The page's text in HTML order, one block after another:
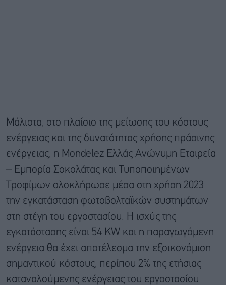
Μάλιστα, στο πλαίσιο της μείωσης του κόστους
ενέργειας και της δυνατότητας χρήσης πράσινης
ενέργειας, η Mondelez Ελλάς Ανώνυμη Εταιρεία
– Εμπορία Σοκολάτας και Τυποποιημένων
Τροφίμων ολοκλήρωσε μέσα στη χρήση 2023
την εγκατάσταση φωτοβολταϊκών συστημάτων
στη στέγη του εργοστασίου. Η ισχύς της
εγκατάστασης είναι 54 KW και η παραγωγόμενη
ενέργεια θα έχει αποτέλεσμα την εξοικονόμιση
σημαντικού κόστους, περίπου 2% της ετήσιας
καταναλούμενης ενέργειας του εργοστασίου